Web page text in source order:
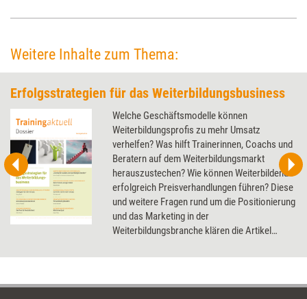
Coaching.
Weitere Inhalte zum Thema:
Erfolgsstrategien für das Weiterbildungsbusiness
Welche Geschäftsmodelle können
Weiterbildungsprofis zu mehr Umsatz
verhelfen? Was hilft Trainerinnen, Coachs und
Beratern auf dem Weiterbildungsmarkt
herauszustechen? Wie können Weiterbildende
erfolgreich Preisverhandlungen führen? Diese
und weitere Fragen rund um die Positionierung
und das Marketing in der
Weiterbildungsbranche klären die Artikel